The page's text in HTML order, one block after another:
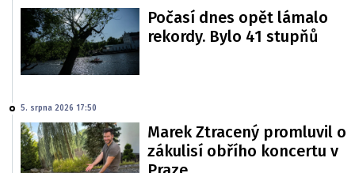
Počasí dnes opět lámalo
rekordy. Bylo 41 stupňů
5. srpna 2026 17:50
Marek Ztracený promluvil o
zákulisí obřího koncertu v